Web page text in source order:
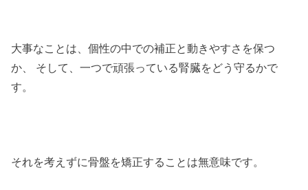
大事なことは、個性の中での補正と動きやすさを保つ
か、 そして、一つで頑張っている腎臓をどう守るかで
す。
それを考えずに骨盤を矯正することは無意味です。